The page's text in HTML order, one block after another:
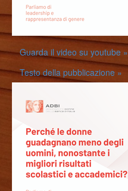
Guarda il video su youtube »
Testo della pubblicazione »